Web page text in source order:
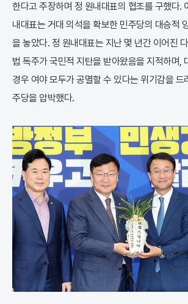
한다고 주장하며 정 원내대표의 협조를 구했다.
내대표는 거대 의석을 확보한 민주당의 대승적
을 놓았다. 정 원내대표는 지난 몇 년간 이어진
법 독주가 국민적 지탄을 받아왔음을 지적하며,
경우 여야 모두가 공멸할 수 있다는 위기감을 드
주당을 압박했다.